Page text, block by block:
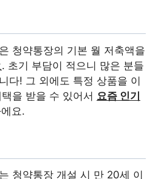
청약통장의 기본 월 저축액을
. 초기 부담이 적으니 많은 분들
다! 그 외에도 특정 상품을 이
을 받을 수 있어서 요즘 인기
요.
청약통장 개설 시 만 20세 이